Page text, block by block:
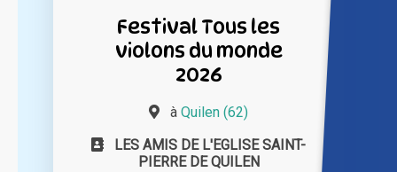
Festival Tous les
violons du monde
2026
à Quilen (62)
LES AMIS DE L'EGLISE SAINT-
PIERRE DE QUILEN